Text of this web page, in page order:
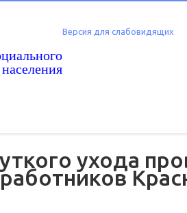
Версия для слабовидящих
ухода